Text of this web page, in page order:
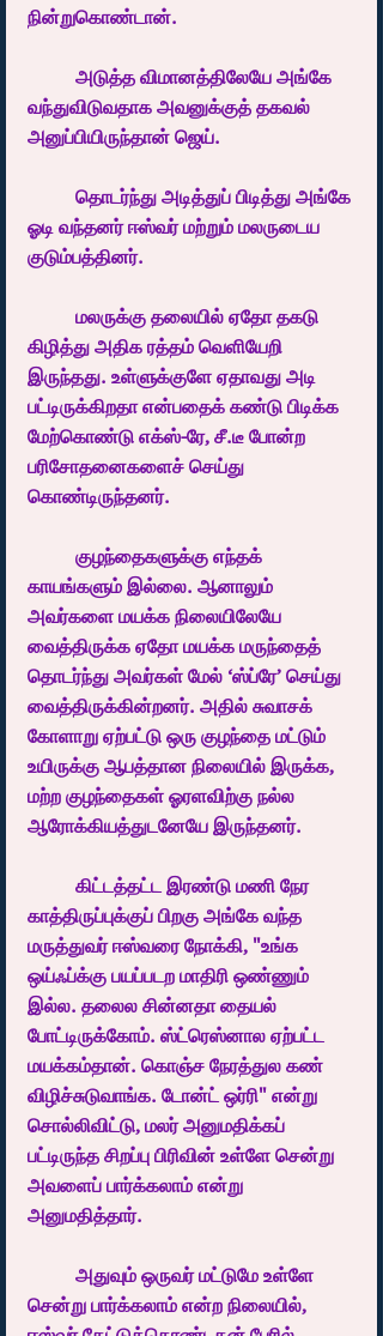
நின்றுகொண்டான்.
வந்துவிடுவதாக அவனுக்குத் தகவல்
அனுப்பியிருந்தான் ஜெய்.
ஓடி வந்தனர் ஈஸ்வர் மற்றும் மலருடைய
குடும்பத்தினர்.
கிழித்து அதிக ரத்தம் வெளியேறி
இருந்தது. உள்ளுக்குளே ஏதாவது அடி
பட்டிருக்கிறதா என்பதைக் கண்டு பிடிக்க
மேற்கொண்டு எக்ஸ்-ரே, சீ.டீ போன்ற
பரிசோதனைகளைச் செய்து
கொண்டிருந்தனர்.
காயங்களும் இல்லை. ஆனாலும்
அவர்களை மயக்க நிலையிலேயே
வைத்திருக்க ஏதோ மயக்க மருந்தைத்
தொடர்ந்து அவர்கள் மேல் ‘ஸ்ப்ரே’ செய்து
வைத்திருக்கின்றனர். அதில் சுவாசக்
கோளாறு ஏற்பட்டு ஒரு குழந்தை மட்டும்
உயிருக்கு ஆபத்தான நிலையில் இருக்க,
மற்ற குழந்தைகள் ஓரளவிற்கு நல்ல
ஆரோக்கியத்துடனேயே இருந்தனர்.
காத்திருப்புக்குப் பிறகு அங்கே வந்த
மருத்துவர் ஈஸ்வரை நோக்கி, "உங்க
ஒய்ஃப்க்கு பயப்படற மாதிரி ஒண்ணும்
இல்ல. தலைல சின்னதா தையல்
போட்டிருக்கோம். ஸ்ட்ரெஸ்னால ஏற்பட்ட
மயக்கம்தான். கொஞ்ச நேரத்துல கண்
விழிச்சுடுவாங்க. டோன்ட் ஒர்ரி" என்று
சொல்லிவிட்டு, மலர் அனுமதிக்கப்
பட்டிருந்த சிறப்பு பிரிவின் உள்ளே சென்று
அவளைப் பார்க்கலாம் என்று
அனுமதித்தார்.
சென்று பார்க்கலாம் என்ற நிலையில்,